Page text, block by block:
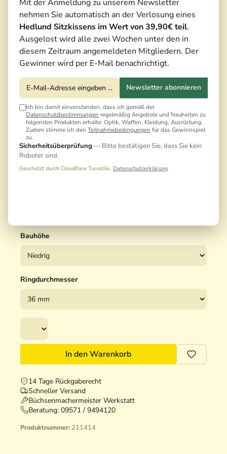
Mit der Anmeldung zu unserem Newsletter
nehmen Sie automatisch an der Verlosung eines
Hedlund Sitzkissens im Wert von 39,90€ teil.
Ausgelost wird alle zwei Wochen unter den in
diesem Zeitraum angemeldeten Mitgliedern. Der
Gewinner wird per E-Mail benachrichtigt.
Newsletter abonnieren
Ich bin damit einverstanden, dass ich gemäß der
Datenschutzbestimmungen regelmäßig Angebote und Neuheiten zu
folgenden Produkten erhalte: Optik, Waffen, Kleidung, Ausrüstung.
Zudem stimme ich den Teilnahmebedingungen für das Gewinnspiel
zu.
Sicherheitsüberprüfung — Bitte bestätigen Sie, dass Sie kein
Roboter sind.
Geschützt durch Cloudflare Turnstile. Datenschutzerklärung
60,00 €* 68,00 €*(11,76% gespart)
Preise inkl. MwSt. zzgl. Versandkosten
Noch keine Bewertungen · Erste Bewertung
Bauhöhe
Ringdurchmesser
In den Warenkorb
14 Tage Rückgaberecht
Schneller Versand
Büchsenmachermeister Werkstatt
Beratung: 09571 / 9494120
Produktnummer: 211414